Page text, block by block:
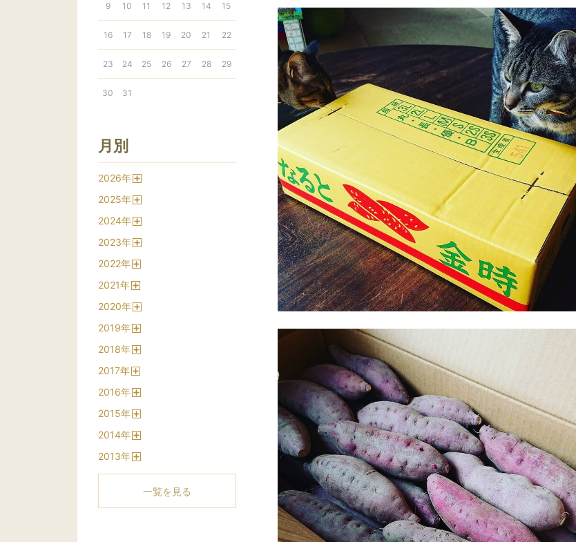
9 10 11 12 13 14 15
16 17 18 19 20 21 22
23 24 25 26 27 28 29
30 31
月別
2026年
2025年
2024年
2023年
2022年
2021年
2020年
2019年
2018年
2017年
2016年
2015年
2014年
2013年
一覧を見る